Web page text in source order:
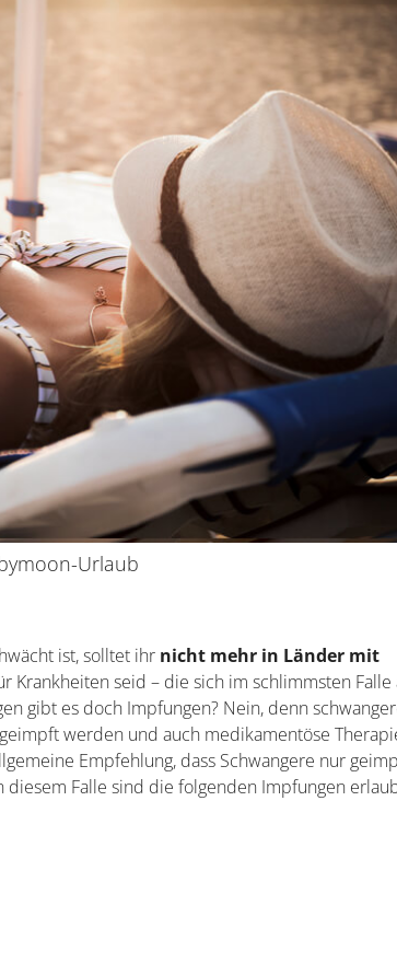
Urlaub
ist, solltet ihr nicht mehr in Länder mit
Krankheiten seid – die sich im schlimmsten Falle
gibt es doch Impfungen? Nein, denn
werden und auch medikamentöse
Empfehlung, dass Schwangere nur
Falle sind die folgenden Impfungen